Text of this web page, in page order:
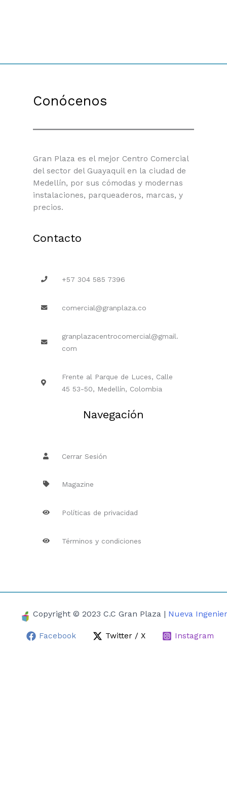
Conócenos
Gran Plaza es el mejor Centro Comercial
del sector del Guayaquil en la ciudad de
Medellín, por sus cómodas y modernas
instalaciones, parqueaderos, marcas, y
precios.
Contacto
+57 304 585 7396
comercial@granplaza.co
granplazacentrocomercial@gmail.
com
Frente al Parque de Luces, Calle
45 53-50, Medellín, Colombia
Navegación
Cerrar Sesión
Magazine
Políticas de privacidad
Términos y condiciones
Copyright © 2023 C.C Gran Plaza | Nueva
Facebook Twitter / X Instagram